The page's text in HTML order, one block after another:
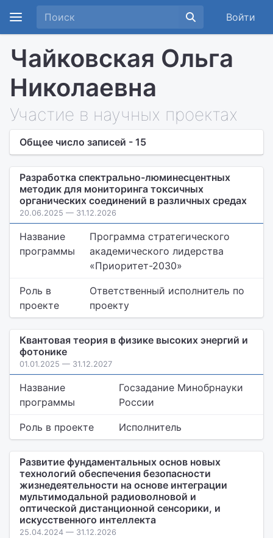
Войти
Чайковская Ольга
Николаевна
Участие в научных проектах
Общее число записей - 15
Разработка спектрально-люминесцентных
методик для мониторинга токсичных
органических соединений в различных средах
20.06.2025 — 31.12.2026
Название
программы
Программа стратегического
академического лидерства
«Приоритет-2030»
Роль в
проекте
Ответственный исполнитель по
проекту
Квантовая теория в физике высоких энергий и
фотонике
01.01.2025 — 31.12.2027
Название
программы
Госзадание Минобрнауки
России
Роль в проекте Исполнитель
Развитие фундаментальных основ новых
технологий обеспечения безопасности
жизнедеятельности на основе интеграции
мультимодальной радиоволновой и
оптической дистанционной сенсорики, и
искусственного интеллекта
25.04.2024 — 31.12.2026